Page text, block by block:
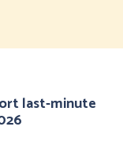
last-minute